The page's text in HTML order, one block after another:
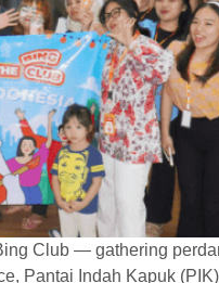
Club — gathering
Pantai Indah Kapuk